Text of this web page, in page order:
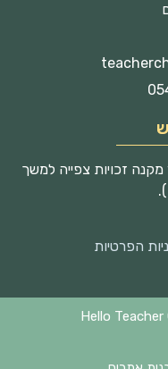
זכויות צפייה למשך
הפרטיות